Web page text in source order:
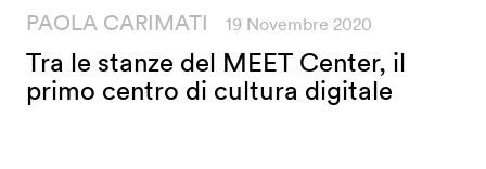
PAOLA CARIMATI 19 Novembre 2020
Tra le stanze del MEET Center, il
primo centro di cultura digitale